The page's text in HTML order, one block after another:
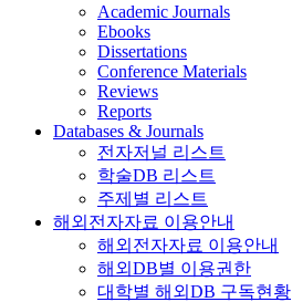
Academic Journals
Ebooks
Dissertations
Conference Materials
Reviews
Reports
Databases & Journals
전자저널 리스트
학술DB 리스트
주제별 리스트
해외전자자료 이용안내
해외전자자료 이용안내
해외DB별 이용권한
대학별 해외DB 구독현황